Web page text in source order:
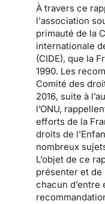
À travers ce
l'association
primauté de la
internationale
(CIDE), que la
1990. Les
Comité des
2016, suite à
l’ONU,
efforts de la
droits de
nombreux
L’objet de ce
présenter et
chacun d’entre